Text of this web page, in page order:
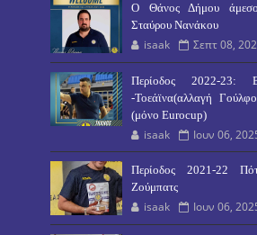
O Θάνος Δήμου
Σταύρου Νανάκου
isaak Σεπτ 08,
Περίοδος 2022-23:
-Τοεάϊνα(αλλαγή
(μόνο Eurocup)
isaak Ιουν 06,
Περίοδος 2021-22
Ζούμπατς
isaak Ιουν 06,